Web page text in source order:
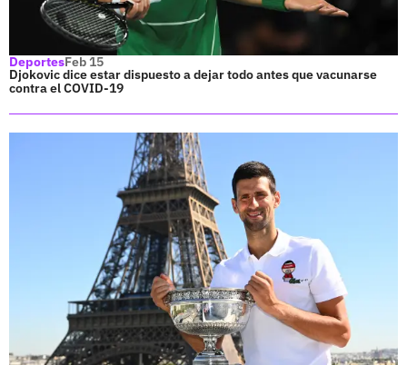
DeportesFeb 15
Djokovic dice estar dispuesto a dejar todo antes que vacunarse
contra el COVID-19